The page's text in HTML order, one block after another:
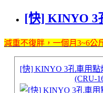
[快] KINYO 3
減重不復胖，一個月3~6公
[快] KINYO 3孔車用點
(CRU-